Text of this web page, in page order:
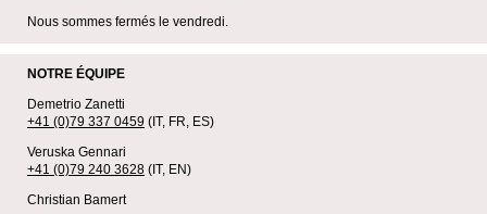
Nous sommes fermés le vendredi.
NOTRE ÉQUIPE
Demetrio Zanetti
+41 (0)79 337 0459 (IT, FR, ES)
Veruska Gennari
+41 (0)79 240 3628 (IT, EN)
Christian Bamert